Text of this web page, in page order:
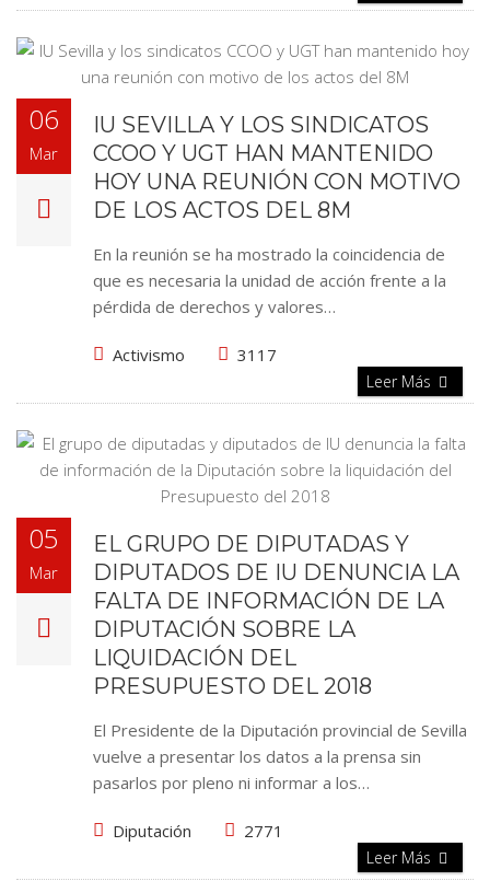
06
Mar
IU SEVILLA Y LOS SINDICATOS
CCOO Y UGT HAN MANTENIDO
HOY UNA REUNIÓN CON MOTIVO
DE LOS ACTOS DEL 8M
En la reunión se ha mostrado la coincidencia de
que es necesaria la unidad de acción frente a la
pérdida de derechos y valores…
Activismo 3117
Leer Más
05
Mar
EL GRUPO DE DIPUTADAS Y
DIPUTADOS DE IU DENUNCIA LA
FALTA DE INFORMACIÓN DE LA
DIPUTACIÓN SOBRE LA
LIQUIDACIÓN DEL
PRESUPUESTO DEL 2018
El Presidente de la Diputación provincial de Sevilla
vuelve a presentar los datos a la prensa sin
pasarlos por pleno ni informar a los…
Diputación 2771
Leer Más